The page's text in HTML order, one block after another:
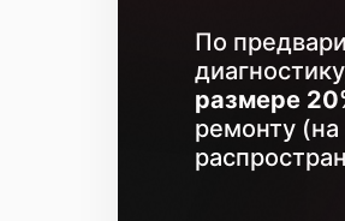
По
размере
ремонту